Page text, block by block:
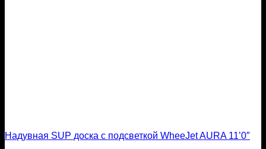
Надувная SUP доска с подсветкой WheeJet AURA 11’0″